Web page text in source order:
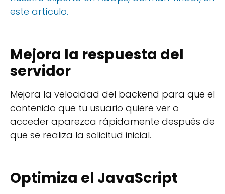
este artículo.
Mejora la respuesta del
servidor
Mejora la velocidad del backend para que el
contenido que tu usuario quiere ver o
acceder aparezca rápidamente después de
que se realiza la solicitud inicial.
Optimiza el JavaScript